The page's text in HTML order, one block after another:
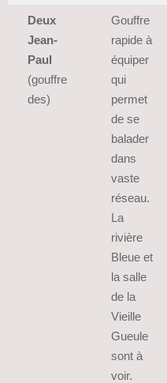
Deux
Jean-
Paul
(gouffre
des)
Gouffre
rapide à
équiper
qui
permet
de se
balader
dans
vaste
réseau.
La
rivière
Bleue et
la salle
de la
Vieille
Gueule
sont à
voir.